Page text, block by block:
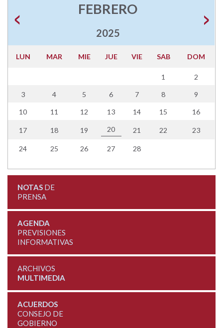
FEBRERO
2025
LUN MAR MIE JUE VIE SAB DOM
1 2
3 4 5 6 7 8 9
10 11 12 13 14 15 16
17 18 19 20 21 22 23
24 25 26 27 28
NOTASDE
PRENSA
AGENDA
PREVISIONES
INFORMATIVAS
ARCHIVOS
MULTIMEDIA
ACUERDOS
CONSEJO DE
GOBIERNO